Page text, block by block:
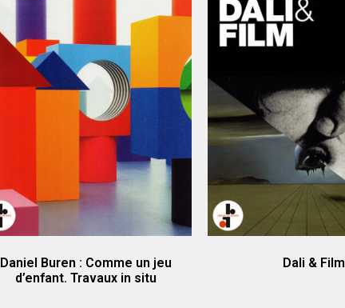
Daniel Buren : Comme un jeu
d’enfant. Travaux in situ
Dali & Film